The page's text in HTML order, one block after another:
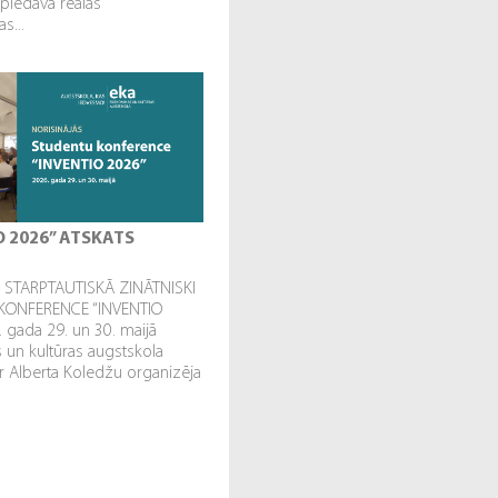
reālās
2026” ATSKATS
STARPTAUTISKĀ ZINĀTNISKI
“INVENTIO
gada 29. un 30. maijā
un kultūras augstskola
Alberta Koledžu organizēja